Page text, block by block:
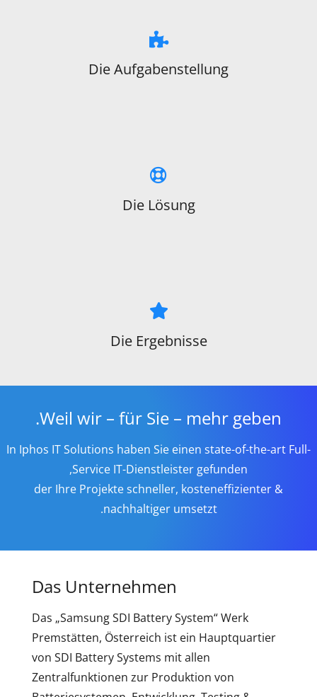
Die Aufgabenstellung
Die Lösung
Die Ergebnisse
Weil wir – für Sie – mehr geben.
In Iphos IT Solutions haben Sie einen state-of-the-art Full-
Service IT-Dienstleister gefunden,
der Ihre Projekte schneller, kosteneffizienter &
nachhaltiger umsetzt.
Das Unternehmen
Das „Samsung SDI Battery System“ Werk
Premstätten, Österreich ist ein Hauptquartier
von SDI Battery Systems mit allen
Zentralfunktionen zur Produktion von